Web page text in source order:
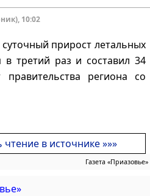
10:02
прирост летальных
в третий раз и составил 34
региона со
в источнике »»»
Газета «Приазовье»